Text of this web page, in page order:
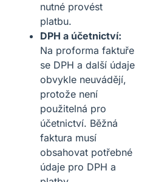
nutné provést
platbu.
DPH a účetnictví:
Na proforma faktuře
se DPH a další údaje
obvykle neuvádějí,
protože není
použitelná pro
účetnictví. Běžná
faktura musí
obsahovat potřebné
údaje pro DPH a